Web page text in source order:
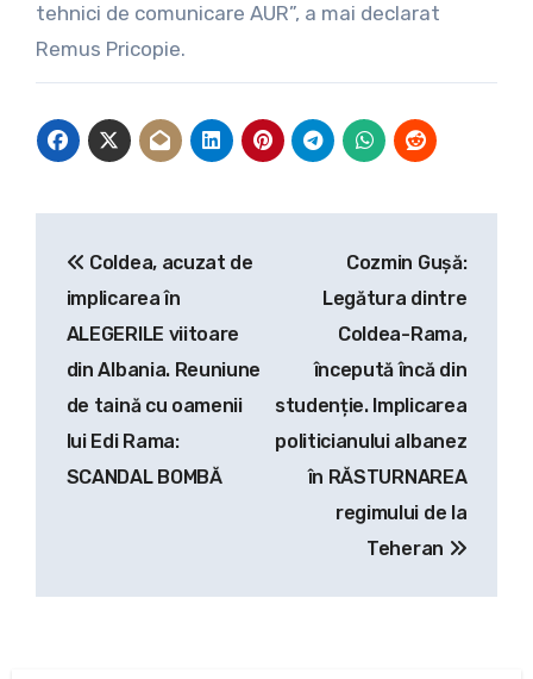
tehnici de comunicare AUR”, a mai declarat
Remus Pricopie.
articole
Coldea, acuzat de
implicarea în
ALEGERILE viitoare
din Albania. Reuniune
de taină cu oamenii
lui Edi Rama:
SCANDAL BOMBĂ
Cozmin Gușă:
Legătura dintre
Coldea-Rama,
începută încă din
studenție. Implicarea
politicianului albanez
în RĂSTURNAREA
regimului de la
Teheran